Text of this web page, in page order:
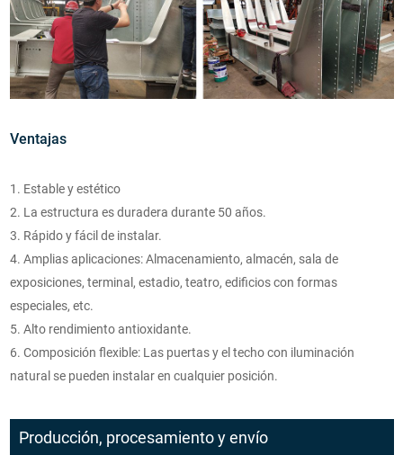
Ventajas
1. Estable y estético
2. La estructura es duradera durante 50 años.
3. Rápido y fácil de instalar.
4. Amplias aplicaciones: Almacenamiento, almacén, sala de
exposiciones, terminal, estadio, teatro, edificios con formas
especiales, etc.
5. Alto rendimiento antioxidante.
6. Composición flexible: Las puertas y el techo con iluminación
natural se pueden instalar en cualquier posición.
Producción, procesamiento y envío